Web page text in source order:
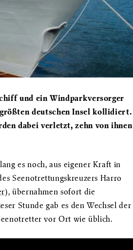
und ein Windparkversorger
deutschen Insel kollidiert.
dabei verletzt, zehn von ihnen
es noch, aus eigener Kraft in
Seenotrettungskreuzers Harro
), übernahmen sofort die
Stunde gab es den Wechsel der
vor Ort wie üblich.